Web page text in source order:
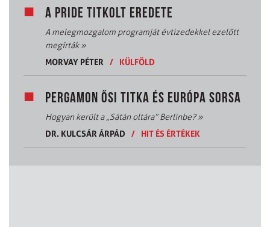
A PRIDE TITKOLT EREDETE
A melegmozgalom programját évtizedekkel ezelőtt
megírták»
MORVAY PÉTER / KÜLFÖLD
PERGAMON ŐSI TITKA ÉS EURÓPA SORSA
Hogyan került a „Sátán oltára” Berlinbe?»
DR. KULCSÁR ÁRPÁD
/ HIT ÉS ÉRTÉKEK